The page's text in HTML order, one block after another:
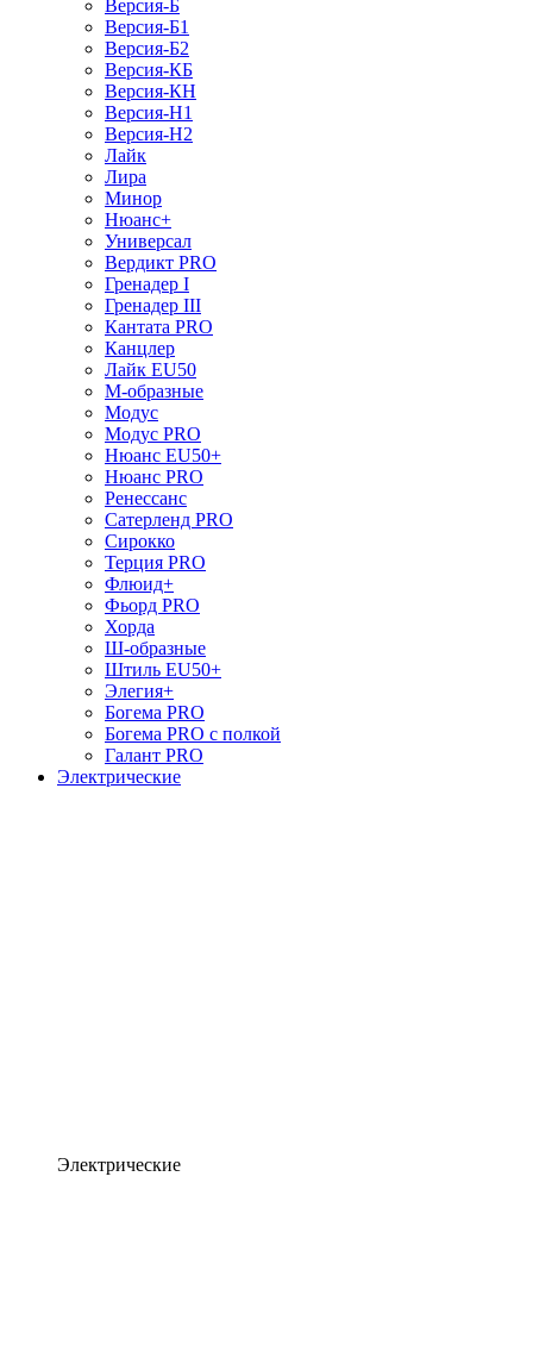
Версия-Б
Версия-Б1
Версия-Б2
Версия-КБ
Версия-КН
Версия-Н1
Версия-Н2
Лайк
Лира
Минор
Нюанс+
Универсал
Вердикт PRO
Гренадер I
Гренадер III
Кантата PRO
Канцлер
Лайк EU50
М-образные
Модус
Модус PRO
Нюанс EU50+
Нюанс PRO
Ренессанс
Сатерленд PRO
Сирокко
Терция PRO
Флюид+
Фьорд PRO
Хорда
Ш-образные
Штиль EU50+
Элегия+
Богема PRO
Богема PRO с полкой
Галант PRO
Электрические
Электрические